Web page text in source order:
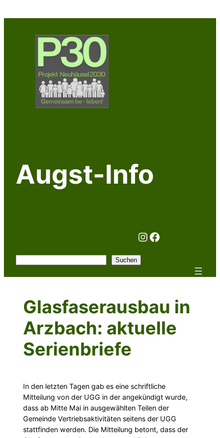
Inhalt
Augst-Info
Instagram
Facebook
Suchen
Glasfaserausbau in
Arzbach: aktuelle
Serienbriefe
In den letzten Tagen gab es eine schriftliche
Mitteilung von der UGG in der angekündigt wurde,
dass ab Mitte Mai in ausgewählten Teilen der
Gemeinde Vertriebsaktivitäten seitens der UGG
stattfinden werden. Die Mitteilung betont, dass der